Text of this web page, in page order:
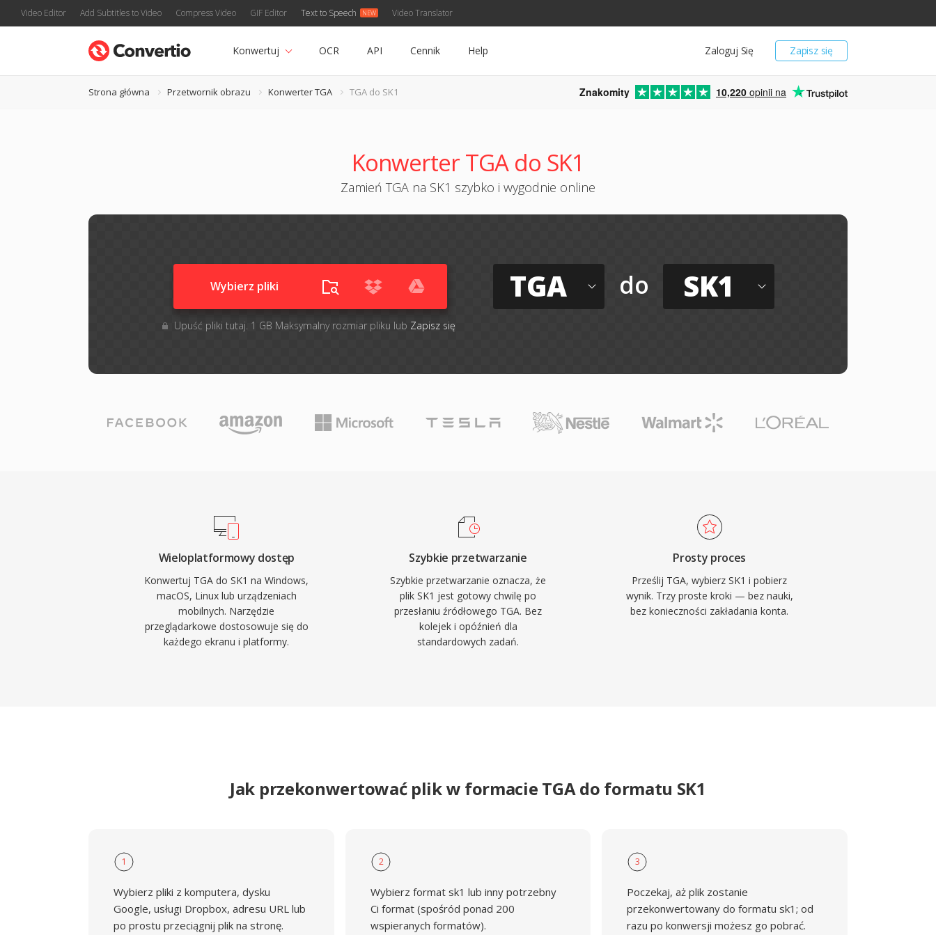
Video Editor Add Subtitles to Video Compress Video GIF Editor Text to Speech Video Translator
Zapisz się
Zaloguj Się
Konwertuj OCR API Cennik Help
Strona główna Przetwornik obrazu Konwerter TGA TGA do SK1 Znakomity 10,220 opinii na
Konwerter TGA do SK1
Zamień TGA na SK1 szybko i wygodnie online
Wybierz pliki
Upuść pliki tutaj. 1 GB Maksymalny rozmiar pliku lub Zapisz się
TGA do SK1
Wieloplatformowy dostęp
Konwertuj TGA do SK1 na Windows,
macOS, Linux lub urządzeniach
mobilnych. Narzędzie
przeglądarkowe dostosowuje się do
każdego ekranu i platformy.
Szybkie przetwarzanie
Szybkie przetwarzanie oznacza, że
plik SK1 jest gotowy chwilę po
przesłaniu źródłowego TGA. Bez
kolejek i opóźnień dla
standardowych zadań.
Prosty proces
Prześlij TGA, wybierz SK1 i pobierz
wynik. Trzy proste kroki — bez nauki,
bez konieczności zakładania konta.
Jak przekonwertować plik w formacie TGA do formatu SK1
1
Wybierz pliki z komputera, dysku
Google, usługi Dropbox, adresu URL lub
po prostu przeciągnij plik na stronę.
2
Wybierz format sk1 lub inny potrzebny
Ci format (spośród ponad 200
wspieranych formatów).
3
Poczekaj, aż plik zostanie
przekonwertowany do formatu sk1; od
razu po konwersji możesz go pobrać.